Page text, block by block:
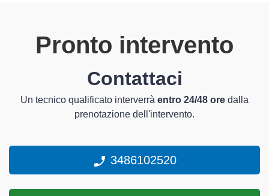
Pronto intervento
Contattaci
Un tecnico qualificato interverrà entro 24/48 ore dalla
prenotazione dell'intervento.
3486102520